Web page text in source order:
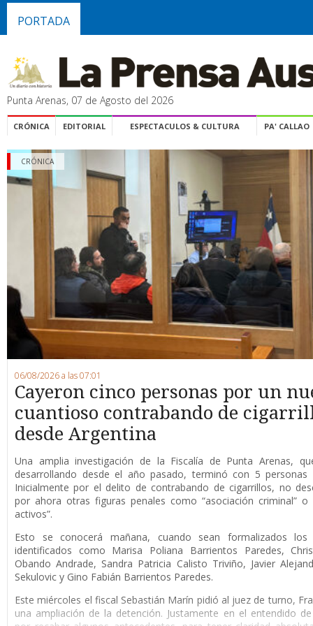
PORTADA
Punta Arenas, 07 de Agosto del 2026
CRÓNICA EDITORIAL ESPECTACULOS & CULTURA PA' CALLAO
CRÓNICA
06/08/2026 a las 07:01
Cayeron cinco personas por un
cuantioso contrabando de
desde Argentina
Una amplia investigación de la Fiscalía de Punta Arenas,
desarrollando desde el año pasado, terminó con 5 personas
Inicialmente por el delito de contrabando de cigarrillos, no
por ahora otras figuras penales como “asociación criminal” o
activos”.
Esto se conocerá mañana, cuando sean formalizados los
identificados como Marisa Poliana Barrientos Paredes,
Obando Andrade, Sandra Patricia Calisto Triviño, Javier
Sekulovic y Gino Fabián Barrientos Paredes.
Este miércoles el fiscal Sebastián Marín pidió al juez de turno,
una ampliación de la detención. Justamente en el entendido